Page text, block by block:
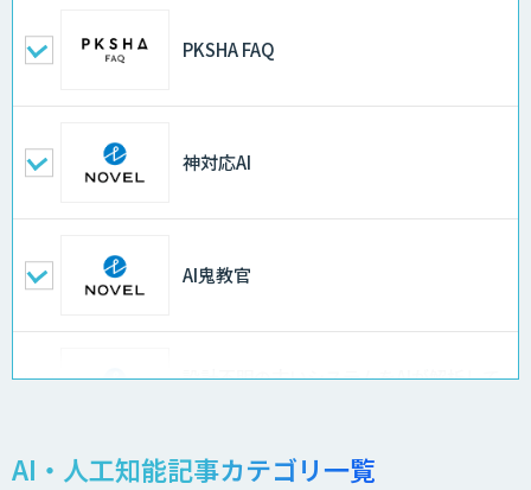
PKSHA FAQ
神対応AI
AI鬼教官
設計不明の古いシステムをAIが解析して
AI・人工知能記事カテゴリ一覧